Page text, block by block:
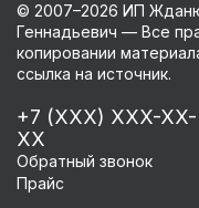
© 2007–2026 ИП
Геннадьевич — Все
копировании
ссылка на источник.
+7 (XXX) XXX-XX-
XX
Обратный звонок
Прайс